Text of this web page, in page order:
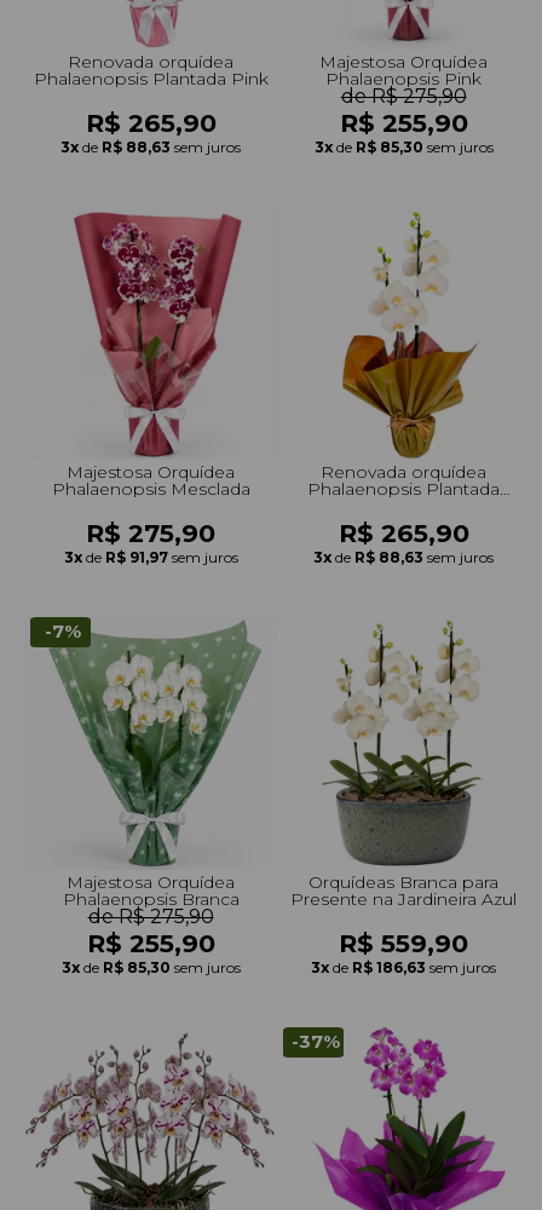
Renovada orquídea
Phalaenopsis Plantada Pink
R$ 265,90
3x de R$ 88,63 sem juros
Majestosa Orquídea
Phalaenopsis Pink
de R$ 275,90
R$ 255,90
3x de R$ 85,30 sem juros
Majestosa Orquídea
Phalaenopsis Mesclada
R$ 275,90
3x de R$ 91,97 sem juros
Renovada orquídea
Phalaenopsis Plantada
R$ 265,90
3x de R$ 88,63 sem juros
-7%
Majestosa Orquídea
Phalaenopsis Branca
de R$ 275,90
R$ 255,90
3x de R$ 85,30 sem juros
Orquídeas Branca para
Presente na Jardineira Azul
R$ 559,90
3x de R$ 186,63 sem juros
-37%